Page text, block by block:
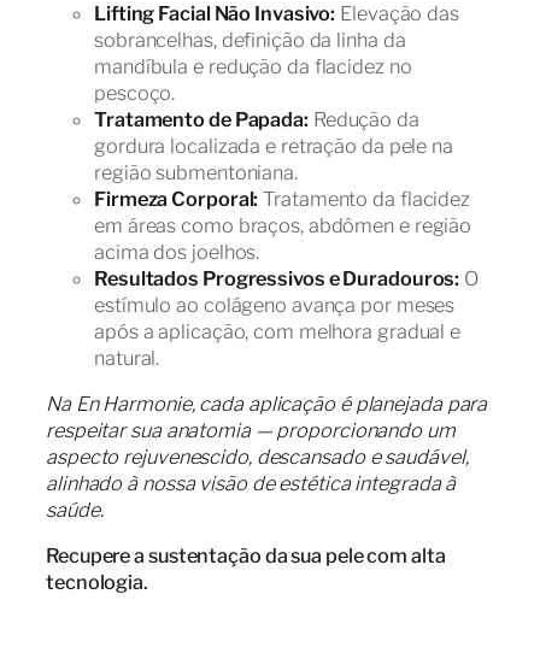
Lifting Facial Não Invasivo: Elevação das
sobrancelhas, definição da linha da
mandíbula e redução da flacidez no
pescoço.
Tratamento de Papada: Redução da
gordura localizada e retração da pele na
região submentoniana.
Firmeza Corporal: Tratamento da flacidez
em áreas como braços, abdômen e região
acima dos joelhos.
Resultados Progressivos e Duradouros: O
estímulo ao colágeno avança por meses
após a aplicação, com melhora gradual e
natural.
Na En Harmonie, cada aplicação é planejada para
respeitar sua anatomia — proporcionando um
aspecto rejuvenescido, descansado e saudável,
alinhado à nossa visão de estética integrada à
saúde.
Recupere a sustentação da sua pele com alta
tecnologia.